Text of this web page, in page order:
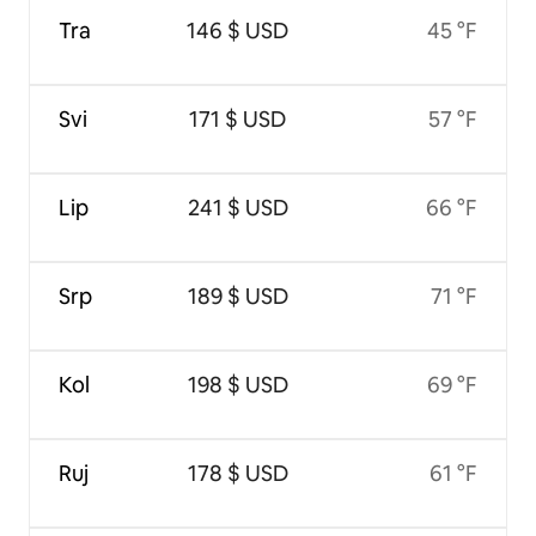
Tra
Svi
Lip
Srp
Kol
Ruj
146 $ USD
171 $ USD
241 $ USD
189 $ USD
198 $ USD
178 $ USD
45 °F
57 °F
66 °F
71 °F
69 °F
61 °F